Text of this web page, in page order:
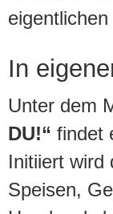
In
Unter dem
DU!“ findet
Initiiert wird
Speisen,